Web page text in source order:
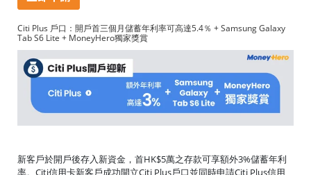
Citi Plus 戶口：開戶首三個月儲蓄年利率可高達5.4％ + Samsung Galaxy
Tab S6 Lite + MoneyHero獨家獎賞
新客戶於開戶後存入新資金，首HK$5萬之存款可享額外3%儲蓄年利
率。Citi信用卡新客戶成功開立Citi Plus戶口並同時申請Citi Plus信用